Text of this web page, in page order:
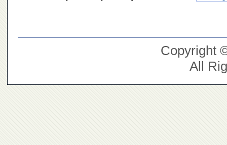
Copyright
All